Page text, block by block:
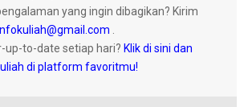
yang ingin dibagikan? Kirim
up-to-date setiap hari? Klik di sini dan
di platform favoritmu!